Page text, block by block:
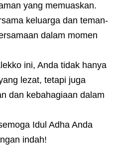
yang memuaskan.
keluarga dan teman-
dalam momen
ini, Anda tidak hanya
lezat, tetapi juga
dan kebahagiaan dalam
Idul Adha Anda
indah!